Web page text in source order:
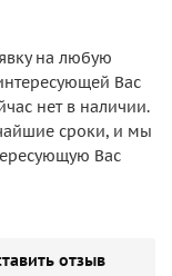
на любую
Вас
нет в наличии.
сроки, и мы
Вас
отзыв